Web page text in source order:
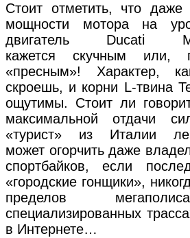
Стоит отметить, что даже
мощности мотора на
двигатель Ducati
кажется скучным или,
«пресным»! Характер,
скроешь, и корни L-твина
ощутимы. Стоит ли
максимальной отдачи
«турист» из Италии
может огорчить даже
спортбайков, если
«городские гонщики»,
пределов
специализированных
в Интернете…